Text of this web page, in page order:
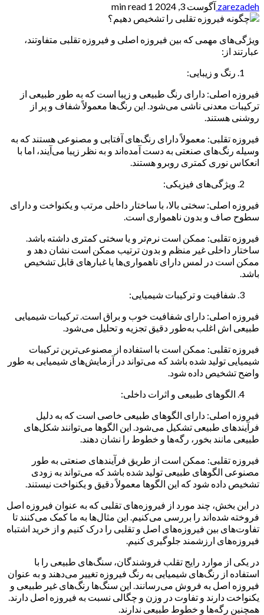
zarezadeh آگوست 3, 2024 1 min read
ویژگی‌های مهمی که بین فیروزه اصلی و فیروزه تقلبی متفاوتند،
عبارتند از:
رنگ و زیبایی:
فیروزه اصلی: دارای رنگ طبیعی و زیبا است که به‌ طور طبیعی از
ترکیبات معدنی ناشی می‌شود. این رنگ‌ها معمولاً شفاف و پر از
روشنی هستند.
فیروزه تقلبی: معمولاً دارای رنگ‌های آفتابی و مصنوعی هستند که به
وسیله رنگ‌های صنعتی به دست آمده‌اند و به نظر زیبا می‌آیند، اما با
انعکاس نوری کمتری روبرو هستند.
ویژگی‌های فیزیکی:
فیروزه اصلی: سختی بالا، با ساختار داخلی مرتب و یکنواخت و دارای
سطوح صاف و بدون ناهمواری است.
فیروزه تقلبی: ممکن است نرم‌تر و یا سختی کمتری داشته باشد.
ساختار داخلی غیر منظم و بدون ترتیب ممکن است نشان دهد و
ممکن است در لمس دارای ناهمواری‌ها یا غبارهای قابل تشخیص
باشد.
شفافیت و ترکیبات شیمیایی:
فیروزه اصلی: دارای شفافیت خوب و براق است. ترکیبات شیمیایی
طبیعی اش اغلب به‌طور دقیق تجزیه و تحلیل می‌شود.
فیروزه تقلبی: ممکن است با استفاده از مصنوعی‌ترین ترکیبات
شیمیایی تولید شده باشد که می‌تواند در آزمایش‌های شیمیایی به طور
واضح تشخیص داده شود.
الگوهای طبیعی و اثرات داخلی:
فیروزه اصلی: دارای الگوهای طبیعی خاصی است که به دلیل
فرآیندهای طبیعی تشکیل می‌شود. این الگوها می‌توانند شکل‌های
طبیعی مانند بخور، رگه‌ها و خطوط را نشان دهند.
فیروزه تقلبی: ممکن است از طریق فرآیندهای صنعتی به‌ طور
مصنوعی الگوهای طبیعی تولید شده باشد که می‌تواند به زودی
تشخیص داده شود که این الگوها معمولاً دقیق و یکنواخت نیستند.
در این بخش، چند مورد از فیروزه‌های تقلبی که به عنوان فیروزه اصل
فروخته شده‌اند را بررسی می‌کنیم. این مثال‌ها به ما کمک می‌کنند تا
تفاوت‌های بین فیروزه‌های اصل و تقلبی را درک کنیم و از خرید اشتباه
فیروزه‌های ارزشمند جلوگیری کنیم.
در یکی از موارد رایج تقلب فروشندگان، سنگ‌های طبیعی را با
استفاده از رنگ‌های شیمیایی به رنگ فیروزه تغییر می‌دهند و به عنوان
فیروزه اصل به فروش می‌رسانند. این سنگ‌ها رنگ‌های غیر طبیعی و
یکنواخت دارند و تفاوت در وزن و چگالی نسبت به فیروزه اصل دارند.
همچنین رگه‌ها و خطوط طبیعی ندارند.